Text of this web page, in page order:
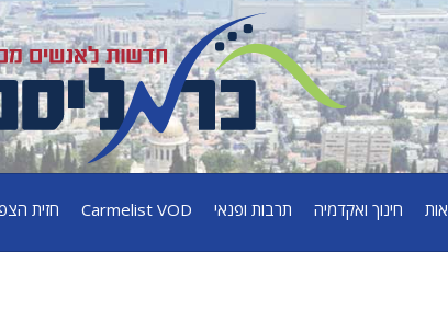
חינוך ואקדמיה תרבות ופנאי Carmelist VOD חזית